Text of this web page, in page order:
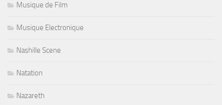
Musique de Film
Musique Electronique
Nashille Scene
Natation
Nazareth